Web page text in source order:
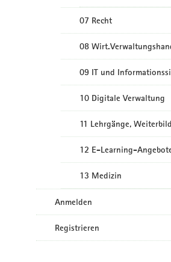
07 Recht
08
09 IT und
10 Digitale Verwaltung
11 Lehrgänge,
12 E-Learning-
13 Medizin
Anmelden
Registrieren